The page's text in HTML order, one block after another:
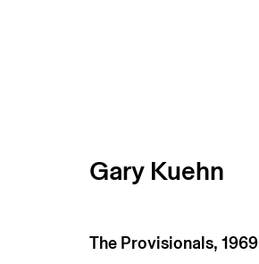
Gary Kuehn
The Provisionals, 1969